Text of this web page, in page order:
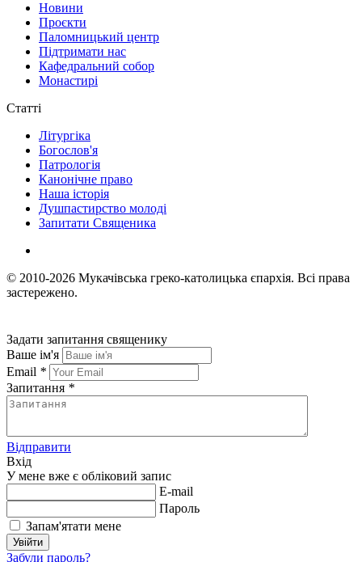
Новини
Проєкти
Паломницький центр
Підтримати нас
Кафедральний собор
Монастирі
Статті
Літургіка
Богослов'я
Патрологія
Канонічне право
Наша історія
Душпастирство молоді
Запитати Священика
© 2010-2026 Мукачівська греко-католицька єпархія. Всі права
застережено.
Задати запитання священику
Ваше ім'я
Email *
Запитання *
Відправити
Вхід
У мене вже є обліковий запис
E-mail
Пароль
Запам'ятати мене
Увійти
Забули пароль?